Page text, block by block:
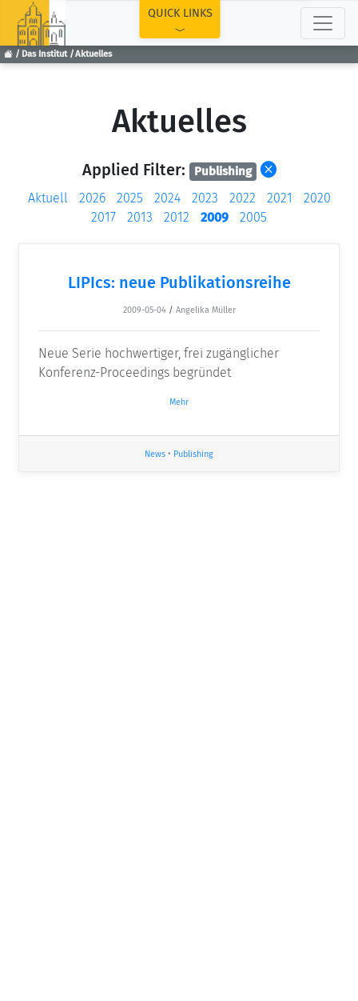
Das Institut Aktuelles
QUICK LINKS
Aktuelles
Applied Filter: Publishing
Aktuell 2026 2025 2024 2023 2022 2021
2020
2017
2013 2012 2009 2005
LIPIcs: neue Publikationsreihe
2009-05-04 / Angelika Müller
Neue Serie hochwertiger, frei zugänglicher
Konferenz-Proceedings begründet
Mehr
News • Publishing